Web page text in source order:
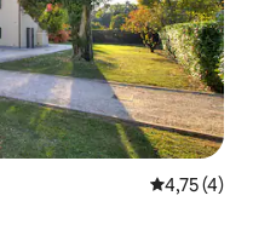
Priemerné
4,75 (4)